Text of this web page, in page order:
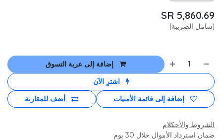
5,860.69
(شامل الضريبة)
اشترِ الآن
أضف للمقارنة
إضافة إلى قائمة الأمنيات
الشروط والأحكلام
ضمان استرداد الأموال خلال 30 يوم